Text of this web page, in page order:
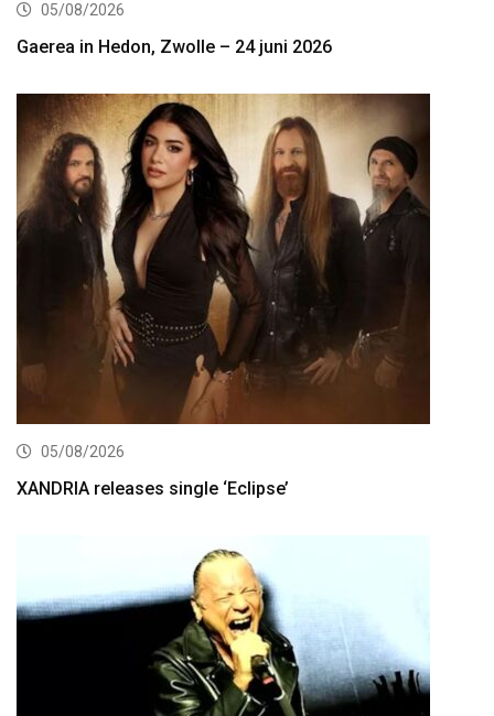
05/08/2026
Gaerea in Hedon, Zwolle – 24 juni 2026
05/08/2026
XANDRIA releases single ‘Eclipse’